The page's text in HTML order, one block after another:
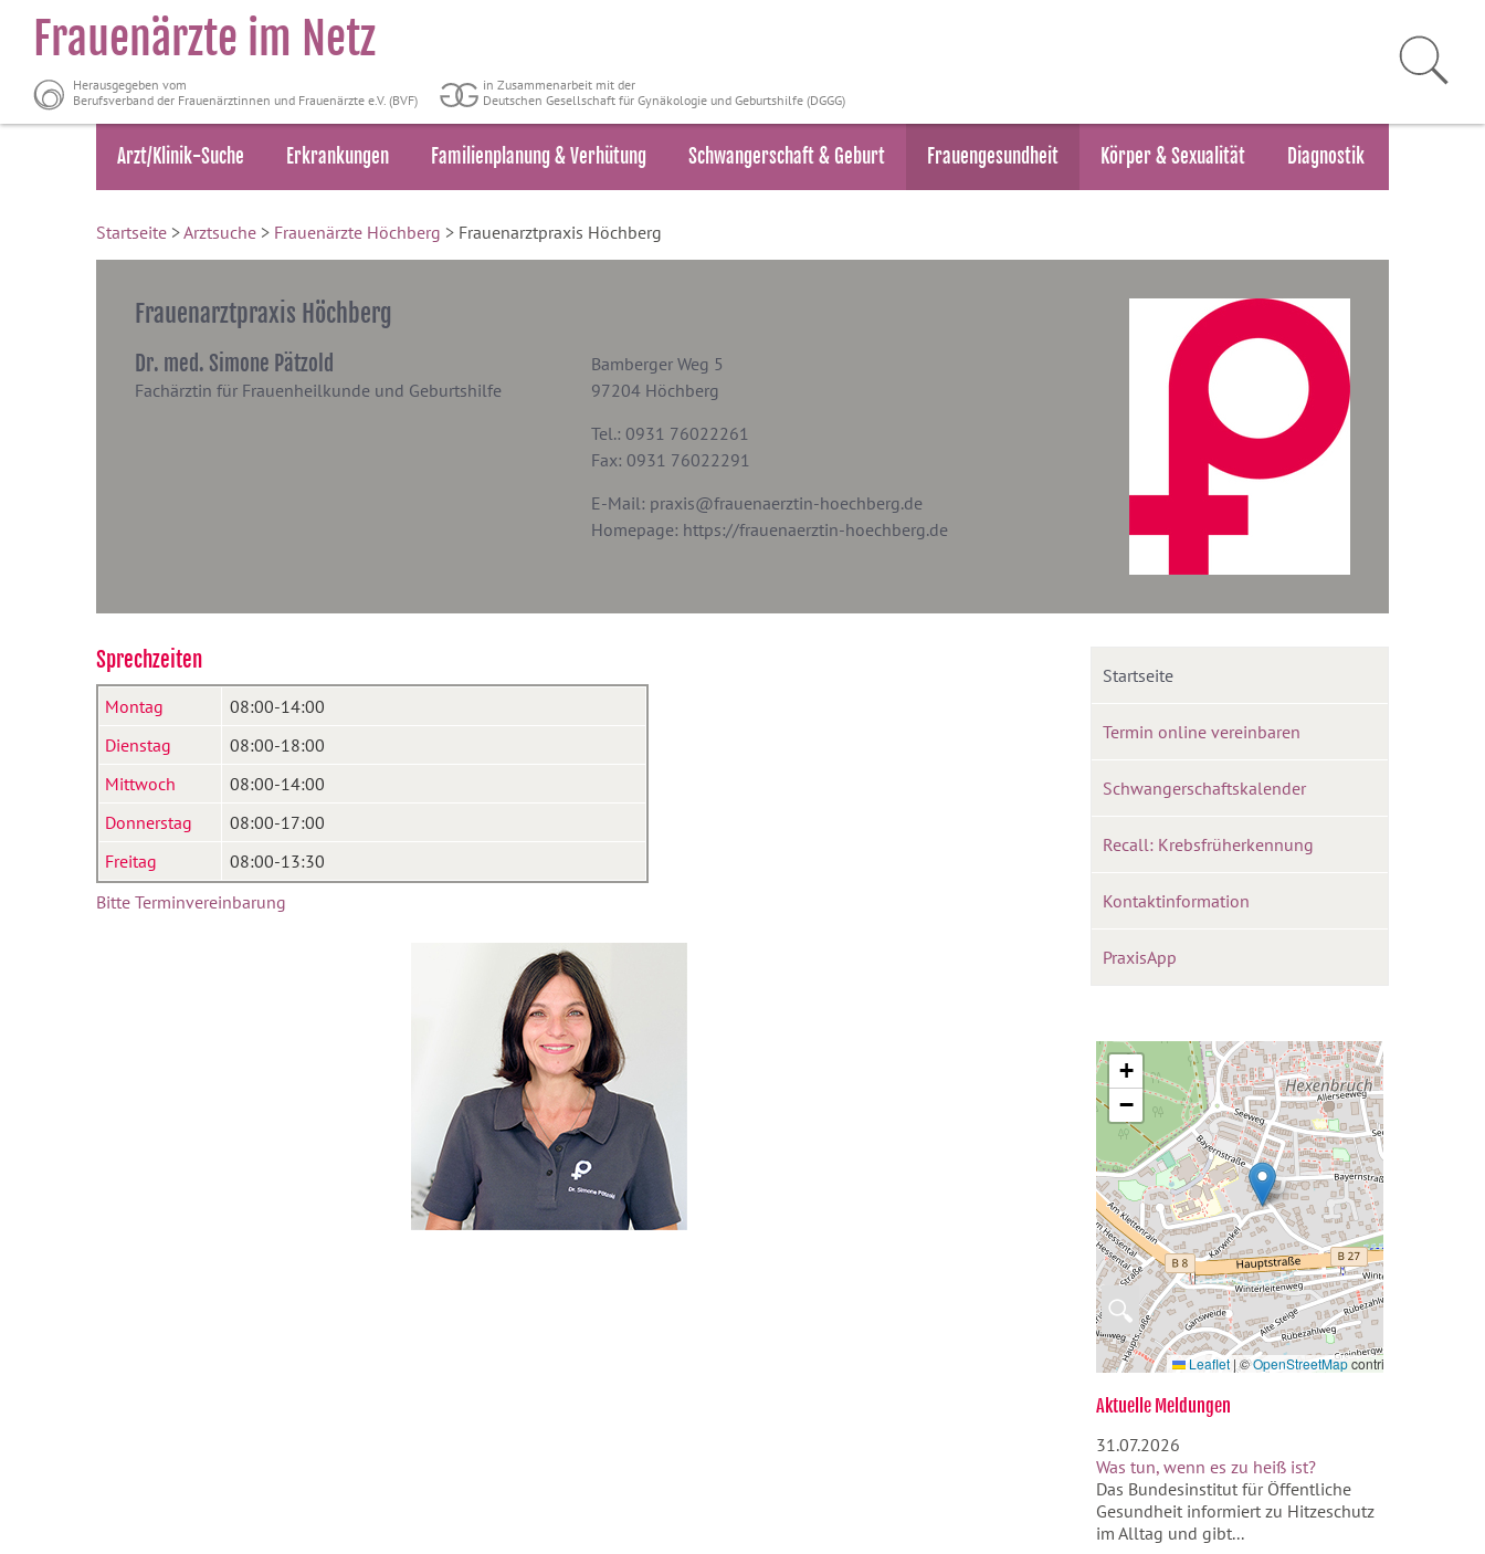
Frauenärzte im Netz
Herausgegeben vom
Berufsverband der Frauenärztinnen und Frauenärzte e.V. (BVF)
in Zusammenarbeit mit der
Deutschen Gesellschaft für Gynäkologie und Geburtshilfe (DGGG)
Arzt/Klinik-Suche Erkrankungen Familienplanung & Verhütung Schwangerschaft & Geburt Frauengesundheit Körper & Sexualität Diagnostik
Startseite >Arztsuche > Frauenärzte Höchberg > Frauenarztpraxis Höchberg
Frauenarztpraxis Höchberg
Dr. med. Simone Pätzold
Fachärztin für Frauenheilkunde und Geburtshilfe
Bamberger Weg 5
97204 Höchberg
Tel.: 0931 76022261
Fax: 0931 76022291
E-Mail: praxis@frauenaerztin-hoechberg.de
Homepage: https://frauenaerztin-hoechberg.de
Sprechzeiten
Montag
08:00-14:00
Dienstag
08:00-18:00
Mittwoch
08:00-14:00
Donnerstag
08:00-17:00
Freitag
08:00-13:30
Bitte Terminvereinbarung
Startseite
Termin online vereinbaren
Schwangerschaftskalender
Recall: Krebsfrüherkennung
Kontaktinformation
PraxisApp
🔍
+
−
Leaflet |©OpenStreetMapcontributors
Aktuelle Meldungen
31.07.2026
Was tun, wenn es zu heiß ist?
Das Bundesinstitut für Öffentliche
Gesundheit informiert zu Hitzeschutz
im Alltag und gibt...